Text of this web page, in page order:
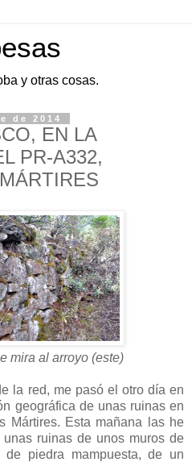
y otras cosas.
de 2014
EN LA
PR-A332,
mira al arroyo (este)
la red, me pasó el otro día en
geográfica de unas ruinas en
Mártires. Esta mañana las he
ruinas de unos muros de
de piedra mampuesta, de un